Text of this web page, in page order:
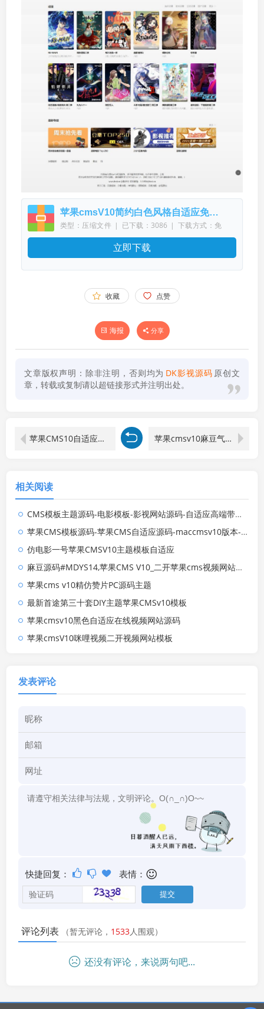
苹果cmsV10简约白色风格自适应免费网站模板
类型：压缩文件 | 已下载：3086 | 下载方式：免
费下载
立即下载
收藏 点赞
海报 分享
文章版权声明：除非注明，否则均为 DK影视源码 原创文
章，转载或复制请以超链接形式并注明出处。
苹果CMS10自适应免费电影站模板 苹果cmsv10麻豆气色中文二开模板
相关阅读
CMS模板主题源码-电影模板-影视网站源码-自适应高端带后台
苹果CMS模板源码-苹果CMS自适应源码-maccmsv10版本-SEO优化收录好
仿电影一号苹果CMSV10主题模板自适应
麻豆源码#MDYS14,苹果CMS V10_二开苹果cms视频网站源码模板
苹果cms v10精仿赞片PC源码主题
最新首途第三十套DIY主题苹果CMSv10模板
苹果cmsv10黑色自适应在线视频网站源码
苹果cmsV10咪哩视频二开视频网站模板
发表评论
快捷回复： 表情：
评论列表 （暂无评论， 1533人围观）
还没有评论，来说两句吧...